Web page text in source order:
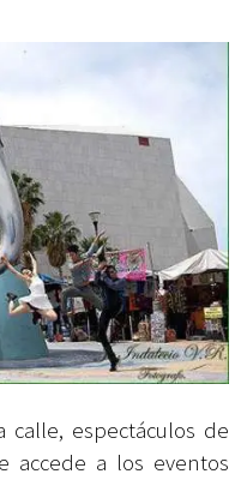
espectáculos de
accede a los eventos